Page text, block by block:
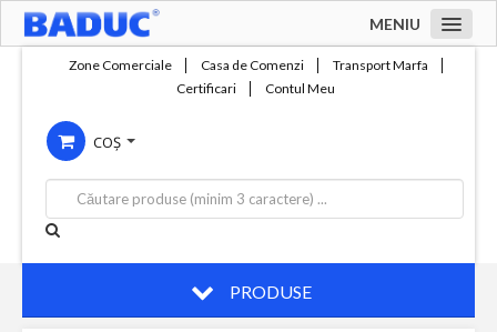
MENIU
Compania
Servicii
Productie
Contact
Zone Comerciale Casa de Comenzi
Transport Marfa
Certificari
Contul Meu
COȘ
PRODUSE